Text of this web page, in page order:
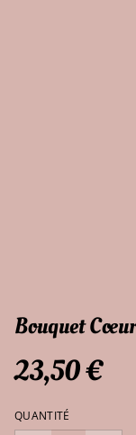
Bouquet
23,50 €
QUANTITÉ